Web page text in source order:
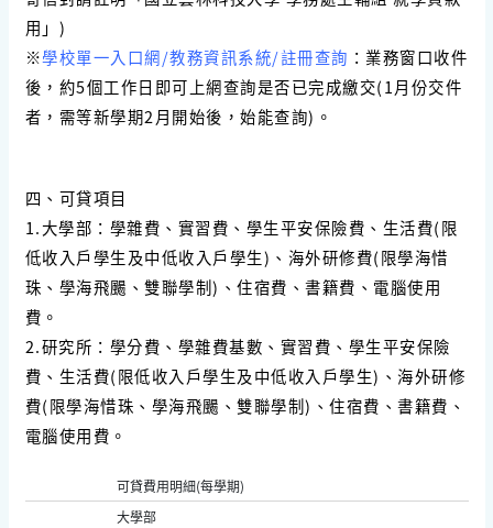
用」)
※學校單一入口網/教務資訊系統/註冊查詢 ：業務窗口收件
後，約5個工作日即可上網查詢是否已完成繳交(1月份交件
者，需等新學期2月開始後，始能查詢)。
四、可貸項目
1.大學部：學雜費、實習費、學生平安保險費、生活費(限
低收入戶學生及中低收入戶學生)、海外研修費(限學海惜
珠、學海飛颺、雙聯學制)、住宿費、書籍費、電腦使用
費。
2.研究所：學分費、學雜費基數、實習費、學生平安保險
費、生活費(限低收入戶學生及中低收入戶學生)、海外研修
費(限學海惜珠、學海飛颺、雙聯學制)、住宿費、書籍費、
電腦使用費。
可貸費用明細(每學期)
大學部